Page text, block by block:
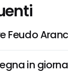
Feudo
in